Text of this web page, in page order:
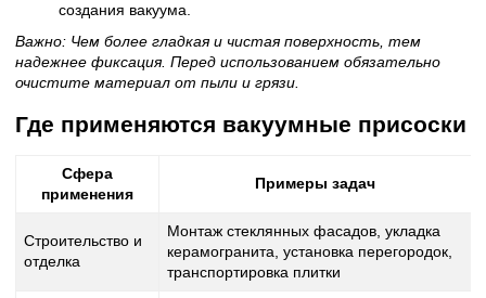
создания вакуума.
Важно: Чем более гладкая и чистая поверхность, тем
надежнее фиксация. Перед использованием обязательно
очистите материал от пыли и грязи.
Где применяются вакуумные присоски
Сфера
применения
Примеры задач
Строительство и
отделка
Монтаж стеклянных фасадов, укладка
керамогранита, установка перегородок,
транспортировка плитки